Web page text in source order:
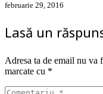
februarie 29, 2016
Lasă un
Adresa ta de email nu va
marcate cu *